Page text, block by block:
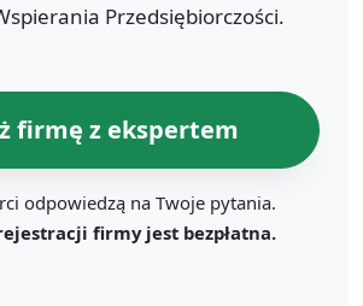
Przedsiębiorczości.
firmę z ekspertem
odpowiedzą na Twoje pytania.
firmy jest bezpłatna.